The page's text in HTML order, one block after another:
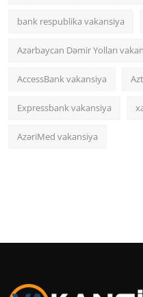
bank respublika vakansiya
Azərbaycan Dəmir Yolları
AccessBank vakansiya
Expressbank vakansiya
AzəriMed vakansiya